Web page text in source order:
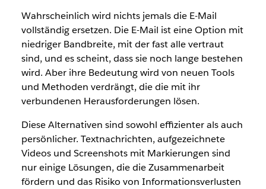
Wahrscheinlich wird nichts jemals die E-Mail
vollständig ersetzen. Die E-Mail ist eine Option mit
niedriger Bandbreite, mit der fast alle vertraut
sind, und es scheint, dass sie noch lange bestehen
wird. Aber ihre Bedeutung wird von neuen Tools
und Methoden verdrängt, die die mit ihr
verbundenen Herausforderungen lösen.
Diese Alternativen sind sowohl effizienter als auch
persönlicher. Textnachrichten, aufgezeichnete
Videos und Screenshots mit Markierungen sind
nur einige Lösungen, die die Zusammenarbeit
fördern und das Risiko von Informationsverlusten